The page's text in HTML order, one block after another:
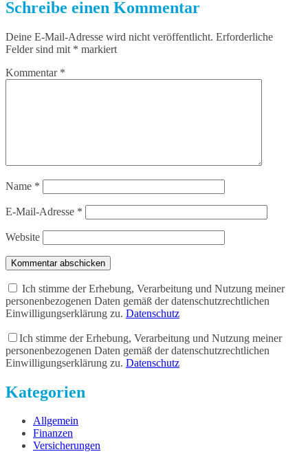
Schreibe einen Kommentar
Deine E-Mail-Adresse wird nicht veröffentlicht. Erforderliche
Felder sind mit * markiert
Kommentar *
Name *
E-Mail-Adresse *
Website
Kommentar abschicken
Ich stimme der Erhebung, Verarbeitung und Nutzung meiner
personenbezogenen Daten gemäß der datenschutzrechtlichen
Einwilligungserklärung zu. Datenschutz
Ich stimme der Erhebung, Verarbeitung und Nutzung meiner
personenbezogenen Daten gemäß der datenschutzrechtlichen
Einwilligungserklärung zu. Datenschutz
Kategorien
Allgemein
Finanzen
Versicherungen